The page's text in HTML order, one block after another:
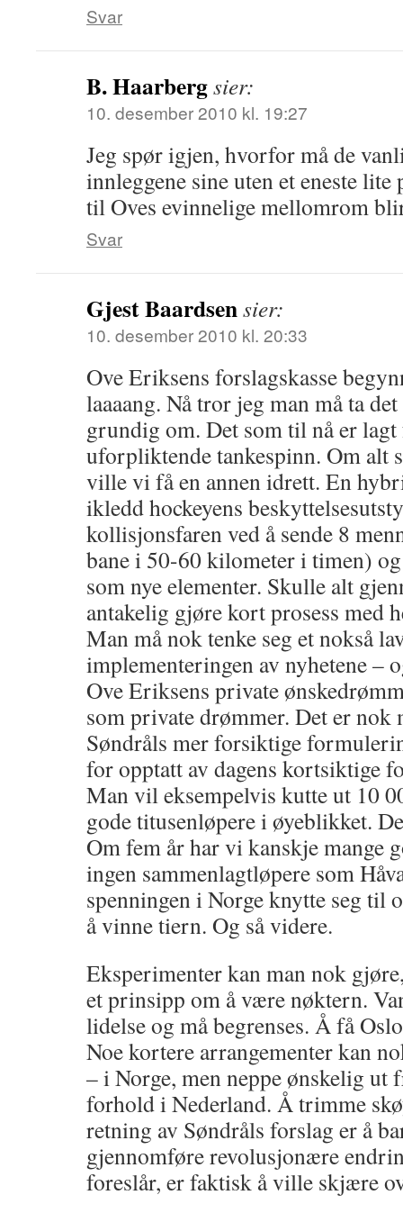
Svar
B. Haarbergsier:
10. desember 2010 kl. 19:27
Jeg spør igjen, hvorfor må de
innleggene sine uten et eneste
til Oves evinnelige mellomrom
Svar
Gjest Baardsensier:
10. desember 2010 kl. 20:33
Ove Eriksens forslagskasse
laaaang. Nå tror jeg man må ta
grundig om. Det som til nå er
uforpliktende tankespinn. Om alt
ville vi få en annen idrett. En
ikledd hockeyens
kollisjonsfaren ved å sende 8
bane i 50-60 kilometer i timen)
som nye elementer. Skulle alt
antakelig gjøre kort prosess med
Man må nok tenke seg et nokså
implementeringen av nyhetene –
Ove Eriksens private
som private drømmer. Det er nok
Søndråls mer forsiktige
for opptatt av dagens kortsiktige
Man vil eksempelvis kutte ut 10
gode titusenløpere i øyeblikket.
Om fem år har vi kanskje mange
ingen sammenlagtløpere som
spenningen i Norge knytte seg til
å vinne tiern. Og så videre.
Eksperimenter kan man nok
et prinsipp om å være nøktern.
lidelse og må begrenses. Å få
Noe kortere arrangementer kan
– i Norge, men neppe ønskelig ut
forhold i Nederland. Å trimme
retning av Søndråls forslag er å
gjennomføre revolusjonære
foreslår, er faktisk å ville skjære